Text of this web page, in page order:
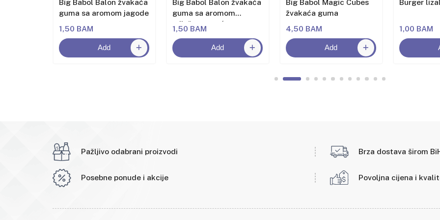
Big Babol Balon žvakaća
guma sa aromom jagode
1,50 BAM
Add
Big Babol Balon žvakaća
guma sa aromom
miješanog voća
1,50 BAM
Add
Big Babol Magic Cubes
žvakaća guma
4,50 BAM
Add
Burger
1,00 BAM
Pažljivo odabrani proizvodi Brza dostava širom
Posebne ponude i akcije Povoljna cijena i